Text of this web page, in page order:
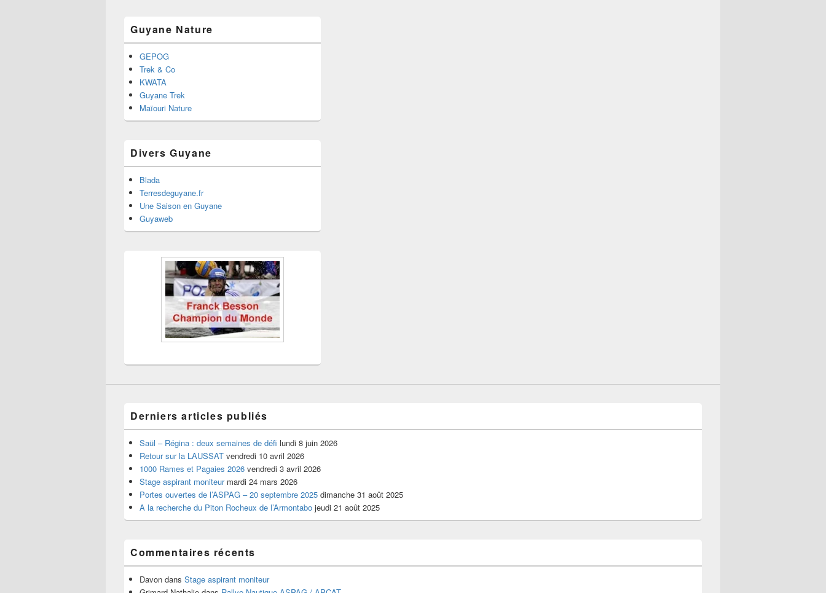
Guyane Nature
GEPOG
Trek & Co
KWATA
Guyane Trek
Maïouri Nature
Divers Guyane
Blada
Terresdeguyane.fr
Une Saison en Guyane
Guyaweb
Derniers articles publiés
Saül – Régina : deux semaines de défi lundi 8 juin 2026
Retour sur la LAUSSAT vendredi 10 avril 2026
1000 Rames et Pagaies 2026 vendredi 3 avril 2026
Stage aspirant moniteur mardi 24 mars 2026
Portes ouvertes de l’ASPAG – 20 septembre 2025 dimanche 31 août 2025
A la recherche du Piton Rocheux de l’Armontabo jeudi 21 août 2025
Commentaires récents
Davon dans Stage aspirant moniteur